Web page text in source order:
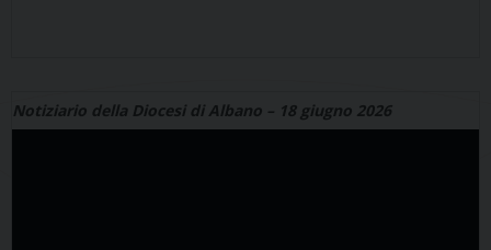
Notiziario della Diocesi di Albano – 18 giugno 2026